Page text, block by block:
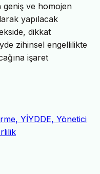
geniş ve homojen
yapılacak
dikkat
zihinsel engellilikte
işaret
YİYDDE, Yönetici